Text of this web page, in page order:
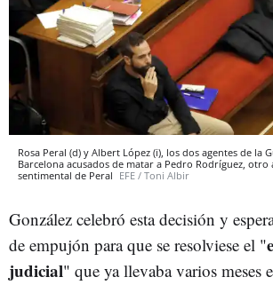
Rosa Peral (d) y Albert López (i), los dos agentes de la
Barcelona acusados de matar a Pedro Rodríguez, otro
sentimental de Peral EFE / Toni Albir
González celebró esta decisión y
de empujón para que se resolviese el "
judicial" que ya llevaba varios meses